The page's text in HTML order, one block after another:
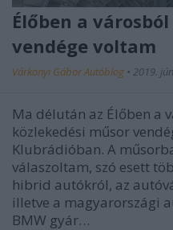
functionality and fraud
user protection.
Élőben a
vendége voltam
Várkonyi Gábor Autóblog • 2019.
Ma délután az Élőben a
közlekedési műsor
Klubrádióban. A
válaszoltam, szó esett
hibrid autókról, az
illetve a magyarországi
BMW gyár…